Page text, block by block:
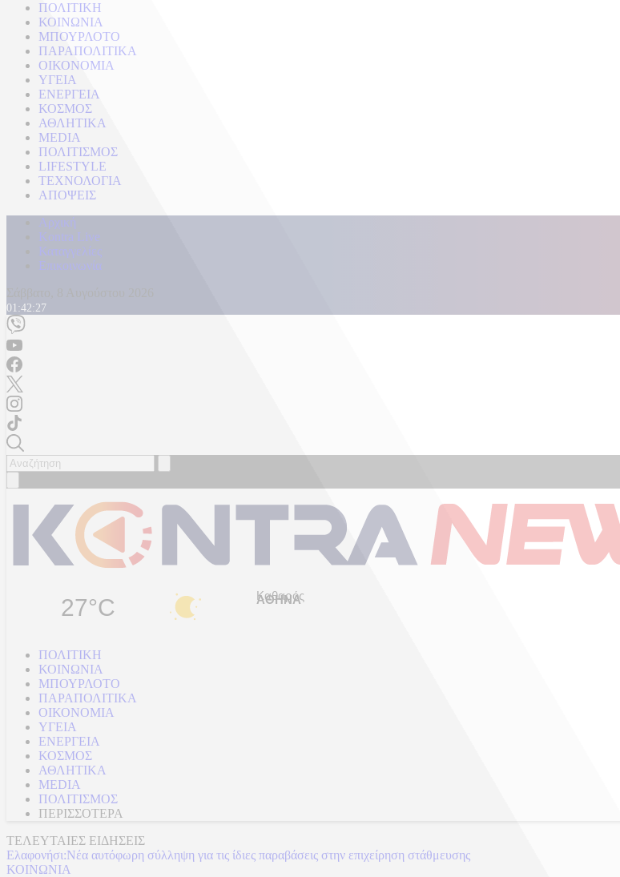
ΠΟΛΙΤΙΚΗ
ΚΟΙΝΩΝΙΑ
ΜΠΟΥΡΛΟΤΟ
ΠΑΡΑΠΟΛΙΤΙΚΑ
ΟΙΚΟΝΟΜΙΑ
ΥΓΕΙΑ
ΕΝΕΡΓΕΙΑ
ΚΟΣΜΟΣ
ΑΘΛΗΤΙΚΑ
MEDIA
ΠΟΛΙΤΙΣΜΟΣ
LIFESTYLE
ΤΕΧΝΟΛΟΓΙΑ
ΑΠΟΨΕΙΣ
Αρχική
Kontra Live
Καταγγελίες
Επικοινωνία
01:42:29
27°C Καθαρός
ΠΟΛΙΤΙΚΗ
ΚΟΙΝΩΝΙΑ
ΜΠΟΥΡΛΟΤΟ
ΠΑΡΑΠΟΛΙΤΙΚΑ
ΟΙΚΟΝΟΜΙΑ
ΥΓΕΙΑ
ΕΝΕΡΓΕΙΑ
ΚΟΣΜΟΣ
ΑΘΛΗΤΙΚΑ
MEDIA
ΠΟΛΙΤΙΣΜΟΣ
ΠΕΡΙΣΣΟΤΕΡΑ
ΤΕΛΕΥΤΑΙΕΣ ΕΙΔΗΣΕΙΣ
Ελαφονήσι:Νέα αυτόφωρη σύλληψη για τις ίδιες παραβάσεις στην επιχείρηση στάθμευσης
ΚΟΙΝΩΝΙΑ